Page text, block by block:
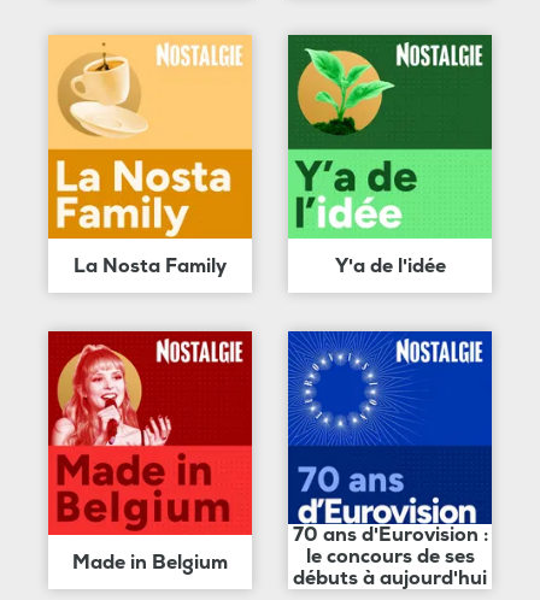
La Nosta Family Y'a de l'idée
Made in Belgium
70 ans d'Eurovision :
le concours de ses
débuts à aujourd'hui